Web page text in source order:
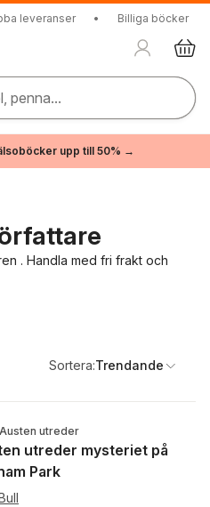
leveranser • Billiga böcker
penna...
upp till 50% →
. Handla med fri frakt och
Sortera:Trendande
utreder
utreder mysteriet på
Park